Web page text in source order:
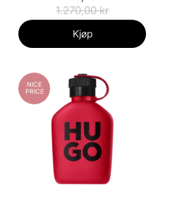
1.270,00 kr
Kjøp
NICE
PRICE